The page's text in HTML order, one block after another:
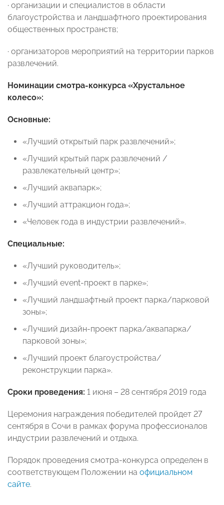
· организации и специалистов в области
благоустройства и ландшафтного проектирования
общественных пространств;
· организаторов мероприятий на территории парков
развлечений.
Номинации смотра-конкурса «Хрустальное
колесо»:
Основные:
«Лучший открытый парк развлечений»;
«Лучший крытый парк развлечений /
развлекательный центр»;
«Лучший аквапарк»;
«Лучший аттракцион года»;
«Человек года в индустрии развлечений».
Специальные:
«Лучший руководитель»;
«Лучший event-проект в парке»;
«Лучший ландшафтный проект парка/парковой
зоны»;
«Лучший дизайн-проект парка/аквапарка/
парковой зоны»;
«Лучший проект благоустройства/
реконструкции парка».
Сроки проведения: 1 июня – 28 сентября 2019 года
Церемония награждения победителей пройдет 27
сентября в Сочи в рамках форума профессионалов
индустрии развлечений и отдыха.
Порядок проведения смотра-конкурса определен в
соответствующем Положении на официальном
сайте.